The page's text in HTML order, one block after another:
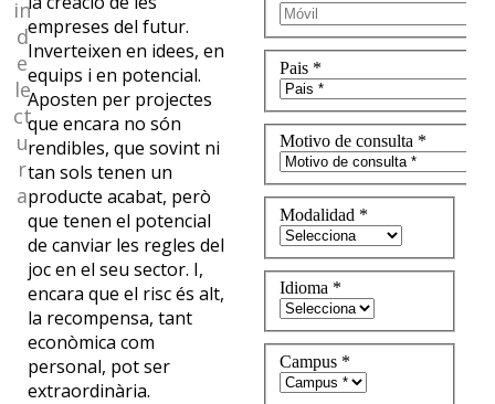
in
d
e
le
ct
u
r
a
empreses del futur.
Inverteixen en idees, en
equips i en potencial.
Aposten per projectes
que encara no són
rendibles, que sovint ni
tan sols tenen un
producte acabat, però
que tenen el potencial
de canviar les regles del
joc en el seu sector. I,
encara que el risc és alt,
la recompensa, tant
econòmica com
personal, pot ser
extraordinària.
de
Euncet?
Suscríbete
recibe
mensualmente
nuestras
novedades
SUSCRÍBETE